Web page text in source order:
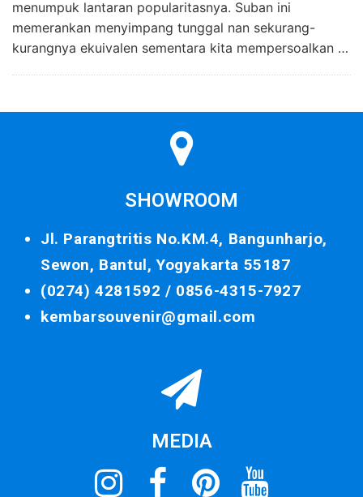
menumpuk lantaran popularitasnya. Suban ini
memerankan menyimpang tunggal nan sekurang-
kurangnya ekuivalen sementara kita mempersoalkan …
SHOWROOM
Jl. Parangtritis No.KM.4, Bangunharjo,
Sewon, Bantul, Yogyakarta 55187
(0274) 4281592 / 0856-4315-7927
kembarsouvenir@gmail.com
MEDIA